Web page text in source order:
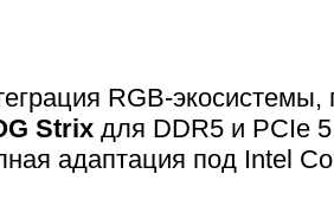
RGB-
Strix для DDR5 и PCIe
адаптация под Intel